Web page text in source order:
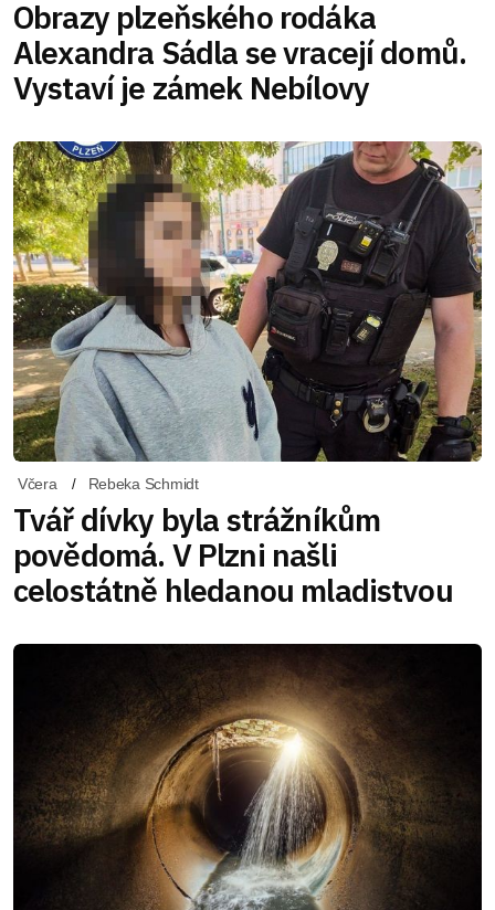
Obrazy plzeňského rodáka
Alexandra Sádla se vracejí domů.
Vystaví je zámek Nebílovy
Včera Rebeka Schmidt
Tvář dívky byla strážníkům
povědomá. V Plzni našli
celostátně hledanou mladistvou